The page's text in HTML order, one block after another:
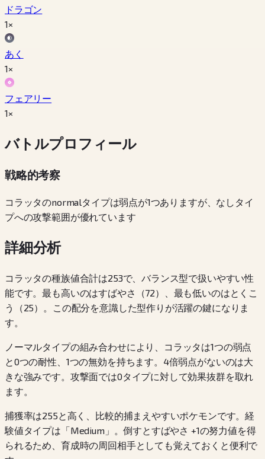
ドラゴン
1×
あく
1×
フェアリー
1×
バトルプロフィール
戦略的考察
コラッタのnormalタイプは弱点が1つありますが、なしタイ
プへの攻撃範囲が優れています
詳細分析
コラッタの種族値合計は253で、バランス型で扱いやすい性
能です。最も高いのはすばやさ（72）、最も低いのはとくこ
う（25）。この配分を意識した型作りが活躍の鍵になりま
す。
ノーマルタイプの組み合わせにより、コラッタは1つの弱点
と0つの耐性、1つの無効を持ちます。4倍弱点がないのは大
きな強みです。攻撃面では0タイプに対して効果抜群を取れ
ます。
捕獲率は255と高く、比較的捕まえやすいポケモンです。経
験値タイプは「Medium」。倒すとすばやさ +1の努力値を得
られるため、育成時の周回相手としても覚えておくと便利で